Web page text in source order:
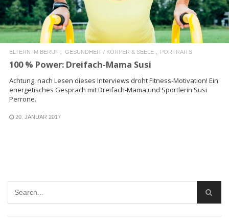
ELTERN IM BERUF GESUNDHEIT / KÖRPER & SEELE PORTRAITS
100 % Power: Dreifach-Mama Susi
Achtung, nach Lesen dieses Interviews droht Fitness-Motivation! Ein
energetisches Gespräch mit Dreifach-Mama und Sportlerin Susi
Perrone.
20. JANUAR 2017